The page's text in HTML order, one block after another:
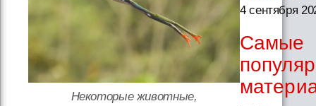
Некоторые животные,
4 сентября
Самые